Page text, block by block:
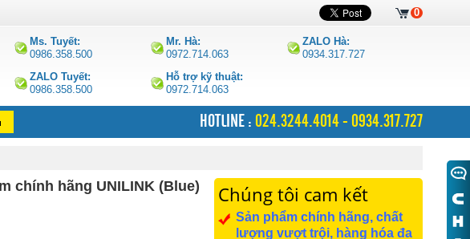
Ms. Tuyết:
0986.358.500
Mr. Hà:
0972.714.063
ZALO Hà:
0934.317.727
ZALO Tuyết:
0986.358.500
Hỗ trợ kỹ thuật:
0972.714.063
HOTLINE : 024.3244.4014 - 0934.317.727
chính hãng UNILINK (Blue)
Chúng tôi cam kết
Sản phẩm chính hãng, chất
lượng vượt trội, hàng hóa đa
0